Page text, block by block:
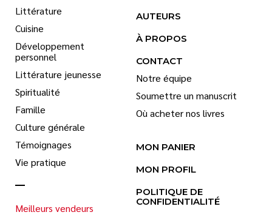
Littérature
Cuisine
Développement
personnel
Littérature jeunesse
Spiritualité
Famille
Culture générale
Témoignages
Vie pratique
Meilleurs vendeurs
AUTEURS
À PROPOS
CONTACT
Notre équipe
Soumettre un manuscrit
Où acheter nos livres
MON PANIER
MON PROFIL
POLITIQUE DE
CONFIDENTIALITÉ